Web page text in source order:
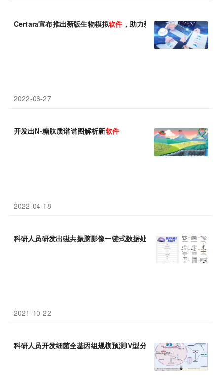
Certara宣布推出新版生物模拟软件，助力新型生物制剂开发
2022-06-27
开发出N-糖肽质谱谱图解析新软件
2022-04-18
科研人员研发出磁共振脑影像一键式数据处理与分析软件平台
2021-10-22
科研人员开发细菌全基因组规模预测IV型分泌系统效应蛋白的新